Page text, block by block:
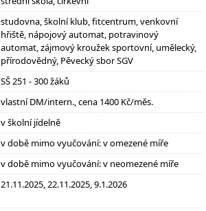
studovna, školní klub, fitcentrum, venkovní
hřiště, nápojový automat, potravinový
automat, zájmový kroužek sportovní, umělecký,
přírodovědný, Pěvecký sbor SGV
SŠ 251 - 300 žáků
vlastní DM/intern., cena 1400 Kč/měs.
v školní jídelně
v době mimo vyučování: v omezené míře
v době mimo vyučování: v neomezené míře
21.11.2025, 22.11.2025, 9.1.2026